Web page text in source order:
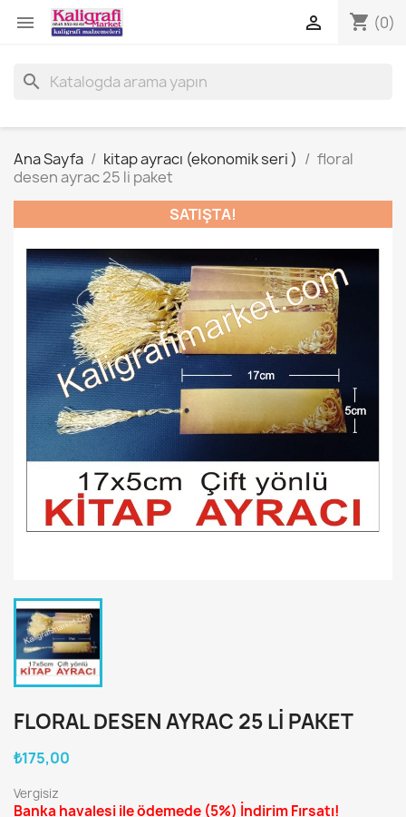
 shopping_cart (0)

search
Ana Sayfa kitap ayracı (ekonomik seri )
floral
desen ayrac 25 li paket
SATIŞTA!
FLORAL DESEN AYRAC 25 LI PAKET
₺175,00
Vergisiz
Banka havalesi ile ödemede (5%) İndirim Fırsatı!